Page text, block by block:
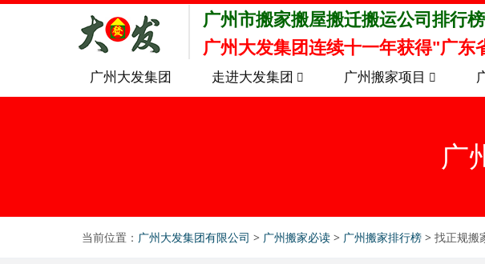
广州市搬家搬屋搬迁搬运公司排行
广州大发集团连续十一年获得"广东
广州大发集团 走进大发集团 广州搬家项目
广
当前位置： 广州大发集团有限公司 > 广州搬家必读 > 广州搬家排行榜 > 找正规搬